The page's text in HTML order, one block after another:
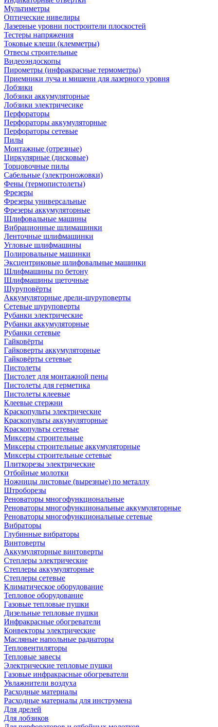
Мультиметры
Оптические нивелиры
Лазерные уровни построители плоскостей
Тестеры напряжения
Токовые клещи (клемметры)
Отвесы строительные
Видеоэндоскопы
Пирометры (инфракрасные термометры)
Приемники луча и мишени для лазерного уровня
Лобзики
Лобзики аккумуляторные
Лобзики электричесике
Перфораторы
Перфораторы аккумуляторные
Перфораторы сетевые
Пилы
Монтажные (отрезные)
Циркулярные (дисковые)
Торцовочные пилы
Сабельные (электроножовки)
Фены (термопистолеты)
Фрезеры
Фрезеры универсальные
Фрезеры аккумуляторные
Шлифовальные машины
Вибрационные шлимашинки
Ленточные шлифмашинки
Угловые шлифмашины
Полировальные машинки
Эксцентриковые шлифовальные машинки
Шлифмашины по бетону
Шлифмашины щеточные
Шуруповёрты
Аккумуляторные дрели-шуруповерты
Сетевые шуруповерты
Рубанки электрические
Рубанки аккумуляторные
Рубанки сетевые
Гайковёрты
Гайковерты аккумуляторные
Гайковёрты сетевые
Пистолеты
Пистолет для монтажной пены
Пистолеты для герметика
Пистолеты клеевые
Клеевые стержни
Краскопульты электрические
Краскопульты аккумуляторные
Краскопульты сетевые
Миксеры строительные
Миксеры строительные аккумуляторные
Миксеры строительные сетевые
Плиткорезы электрические
Отбойные молотки
Ножницы листовые (вырезные) по металлу
Штроборезы
Реноваторы многофункциональные
Реноваторы многофункциональные аккумуляторные
Реноваторы многофункциональные сетевые
Вибраторы
Глубинные вибраторы
Винтоверты
Аккумуляторные винтоверты
Степлеры электрические
Степлеры аккумуляторные
Степлеры сетевые
Климатическое оборудование
Тепловое оборудование
Газовые тепловые пушки
Дизельные тепловые пушки
Инфракрасные обогреватели
Конвекторы электрические
Масляные напольные радиаторы
Тепловентиляторы
Тепловые завесы
Электрические тепловые пушки
Газовые инфракрасные обогреватели
Увлажнители воздуха
Расходные материалы
Расходные материалы для инструмена
Для дрелей
Для лобзиков